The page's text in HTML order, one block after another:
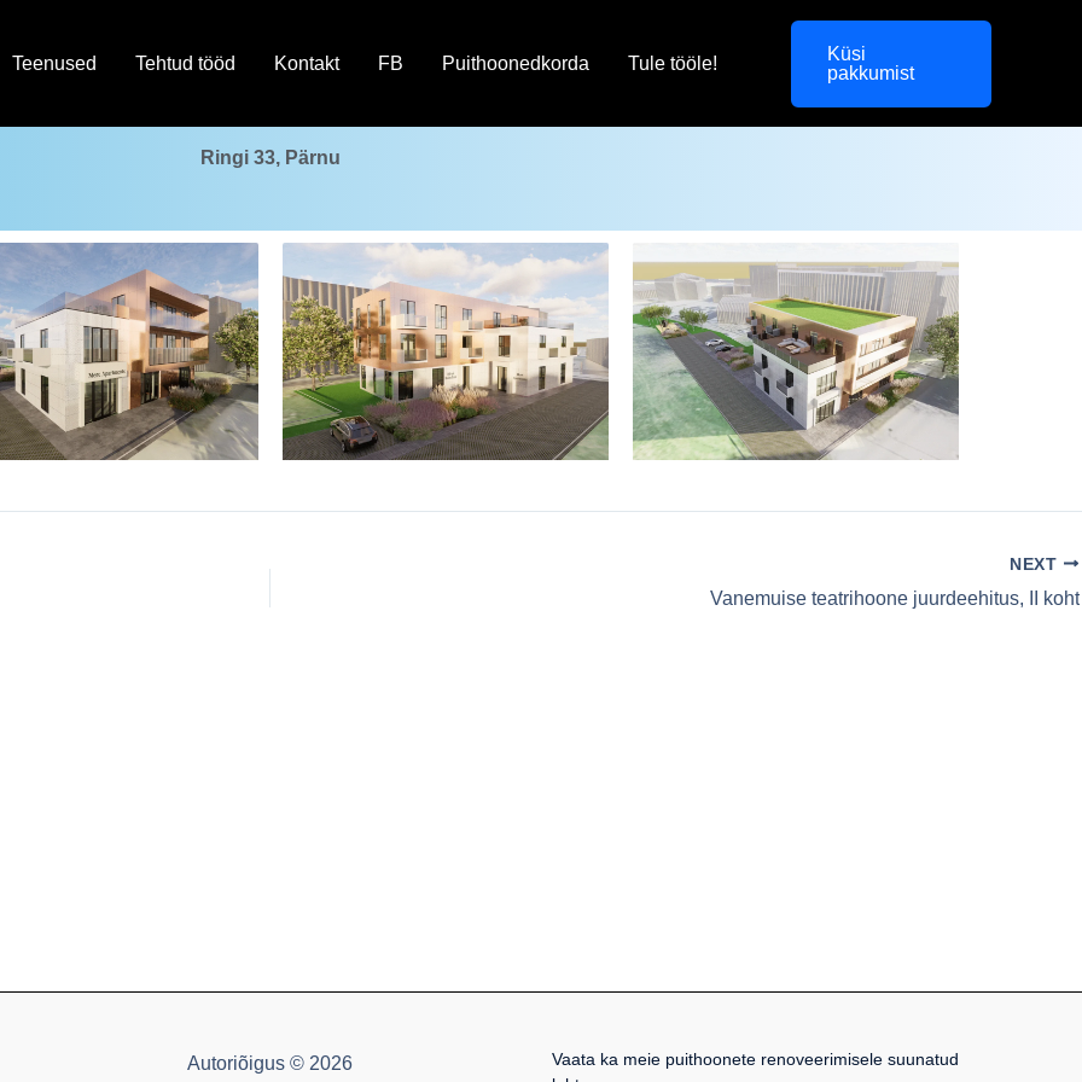
Teenused Tehtud tööd Kontakt FB Puithoonedkorda Tule tööle!
Küsi
pakkumist
Ringi 33, Pärnu
NEXT
Vanemuise teatrihoone juurdeehitus, II koht
Autoriõigus © 2026
Vaata ka meie puithoonete renoveerimisele suunatud